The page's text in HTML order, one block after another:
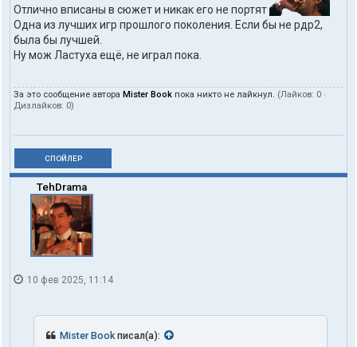
Отлично вписаны в сюжет и никак его не портят
Одна из лучших игр прошлого поколения. Если бы не рдр2,
была бы лучшей.
Ну мож Ластуха ещё, не играл пока.
За это сообщение автора Mister Book пока никто не лайкнул. (Лайков: 0 ·
Дизлайков: 0)
СПОЙЛЕР
TehDrama
10 фев 2025, 11:14
Mister Bookписал(а):